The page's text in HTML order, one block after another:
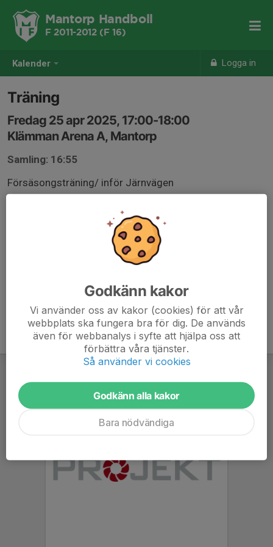
Kalender Logga in
Mantorp Handboll
F 2011-2012 (F 16)
Träning
Fredag 25 apr 2025, 17:00-18:00
Klämman Arena A, Mantorp
Samling: 16:55
Försäsongsträning/ inför Järnvägen
Godkänn kakor
Vi använder oss av kakor (cookies) för att vår
webbplats ska fungera bra för dig. De används
även för webbanalys i syfte att hjälpa oss att
förbättra våra tjänster.
Så använder vi cookies
Godkänn alla kakor
Bara nödvändiga